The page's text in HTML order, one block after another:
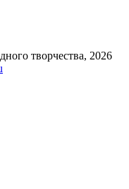
творчества, 2026